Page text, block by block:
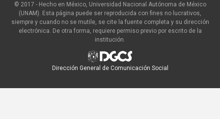
© 2017 - Hecho en México, Universidad Nacional Autónoma de México
(UNAM). Esta página puede ser reproducida con fines no lucrativos,
siempre y cuando no se mutile, se cite la fuente completa y su dirección
electrónica. De otra forma, requiere permiso previo por escrito de la
institución.
Dirección General de Comunicación Social